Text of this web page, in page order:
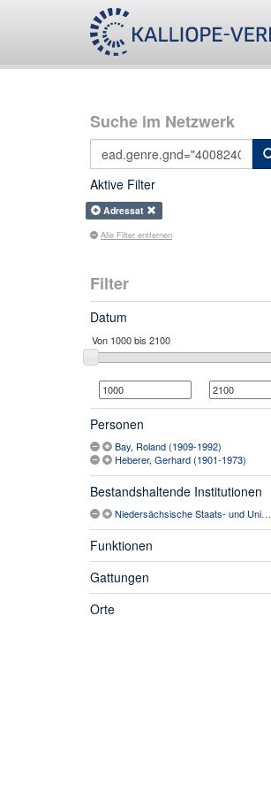
Suche im Netzwerk
Aktive Filter
Adressat
Alle Filter entfernen
Filter
Datum
Personen
Bay, Roland (1909-1992)
Heberer, Gerhard (1901-1973)
Bestandshaltende Institutionen
Niedersächsische Staats- und Universitätsbibliothek Göttingen
Funktionen
Gattungen
Orte